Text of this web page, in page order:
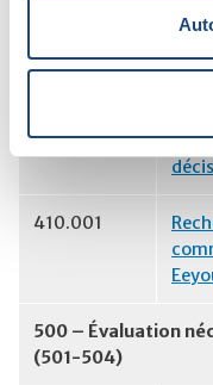
408.001 Fin
409.001
410.001
500 – Évaluation
(501-504)